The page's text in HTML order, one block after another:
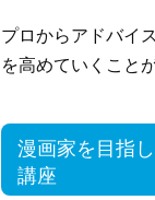
プロからアドバイ
を高めていくこと
漫画家を目指
講座